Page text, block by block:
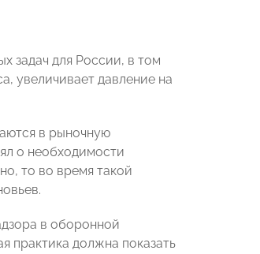
задач для России, в том
увеличивает давление на
в рыночную
о необходимости
то во время такой
в оборонной
практика должна показать